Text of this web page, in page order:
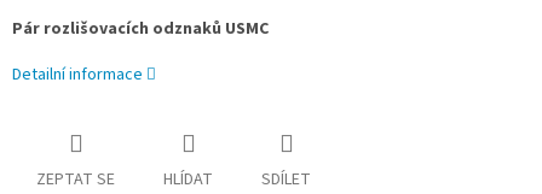
Pár rozlišovacích odznaků USMC
Detailní informace
ZEPTAT SE HLÍDAT SDÍLET